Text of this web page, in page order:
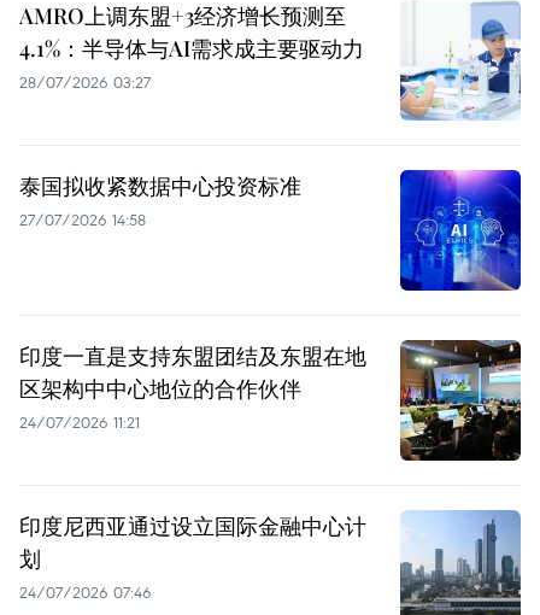
AMRO上调东盟+3经济增长预测至
4.1%：半导体与AI需求成主要驱动力
28/07/2026 03:27
泰国拟收紧数据中心投资标准
27/07/2026 14:58
印度一直是支持东盟团结及东盟在地
区架构中中心地位的合作伙伴
24/07/2026 11:21
印度尼西亚通过设立国际金融中心计
划
24/07/2026 07:46